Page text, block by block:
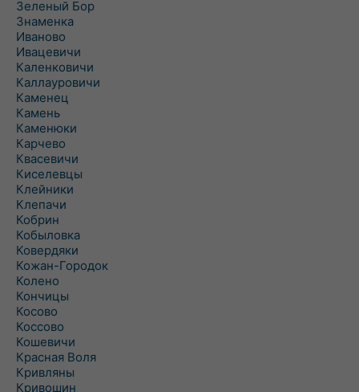
Зеленый Бор
Знаменка
Иваново
Ивацевичи
Каленковичи
Каллауровичи
Каменец
Камень
Каменюки
Карчево
Квасевичи
Киселевцы
Клейники
Клепачи
Кобрин
Кобыловка
Ковердяки
Кожан-Городок
Колено
Кончицы
Косово
Коссово
Кошевичи
Красная Воля
Кривляны
Кривошин